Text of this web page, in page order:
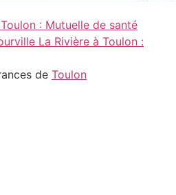
Toulon : Mutuelle de santé
La Rivière à Toulon :
de Toulon